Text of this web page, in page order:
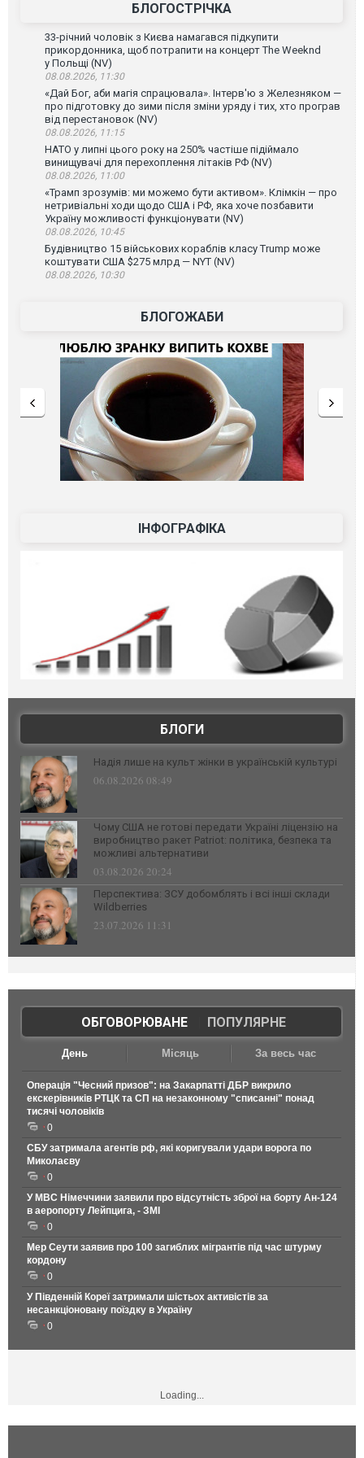
БЛОГОСТРІЧКА
33-річний чоловік з Києва намагався підкупити
прикордонника, щоб потрапити на концерт The Weeknd
у Польщі (NV)
08.08.2026, 11:30
«Дай Бог, аби магія спрацювала». Інтерв'ю з Железняком —
про підготовку до зими після зміни уряду і тих, хто програв
від перестановок (NV)
08.08.2026, 11:15
НАТО у липні цього року на 250% частіше підіймало
винищувачі для перехоплення літаків РФ (NV)
08.08.2026, 11:00
«Трамп зрозумів: ми можемо бути активом». Клімкін — про
нетривіальні ходи щодо США і РФ, яка хоче позбавити
Україну можливості функціонувати (NV)
08.08.2026, 10:45
Будівництво 15 військових кораблів класу Trump може
коштувати США $275 млрд — NYT (NV)
08.08.2026, 10:30
БЛОГОЖАБИ
ІНФОГРАФІКА
БЛОГИ
Надія лише на культ жінки в українській культурі
06.08.2026 08:49
Чому США не готові передати Україні ліцензію на
виробництво ракет Patriot: політика, безпека та
можливі альтернативи
03.08.2026 20:24
Перспектива: ЗСУ добомблять і всі інші склади
Wildberries
23.07.2026 11:31
ОБГОВОРЮВАНЕ| ПОПУЛЯРНЕ
День Місяць За весь час
Операція "Чесний призов": на Закарпатті ДБР викрило
екскерівників РТЦК та СП на незаконному "списанні" понад
тисячі чоловіків
0
СБУ затримала агентів рф, які коригували удари ворога по
Миколаєву
0
У МВС Німеччини заявили про відсутність зброї на борту Ан-124
в аеропорту Лейпцига, - ЗМІ
0
Мер Сеути заявив про 100 загиблих мігрантів під час штурму
кордону
0
У Південній Кореї затримали шістьох активістів за
несанкціоновану поїздку в Україну
0
Loading...